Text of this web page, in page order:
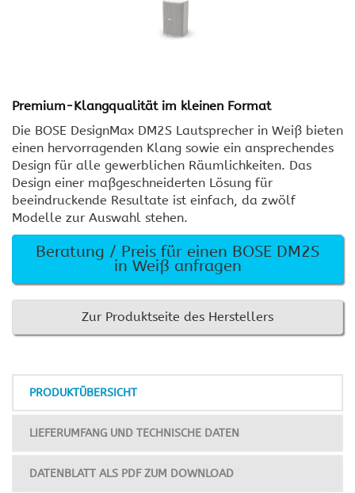
Premium-Klangqualität im kleinen Format
Die BOSE DesignMax DM2S Lautsprecher in Weiß bieten
einen hervorragenden Klang sowie ein ansprechendes
Design für alle gewerblichen Räumlichkeiten. Das
Design einer maßgeschneiderten Lösung für
beeindruckende Resultate ist einfach, da zwölf
Modelle zur Auswahl stehen.
Beratung / Preis für einen BOSE DM2S
in Weiß anfragen
Zur Produktseite des Herstellers
PRODUKTÜBERSICHT
LIEFERUMFANG UND TECHNISCHE DATEN
DATENBLATT ALS PDF ZUM DOWNLOAD